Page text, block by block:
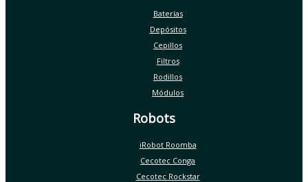
Baterías
Depósitos
Cepillos
Filtros
Rodillos
Módulos
Robots
iRobot Roomba
Cecotec Conga
Cecotec Rockstar